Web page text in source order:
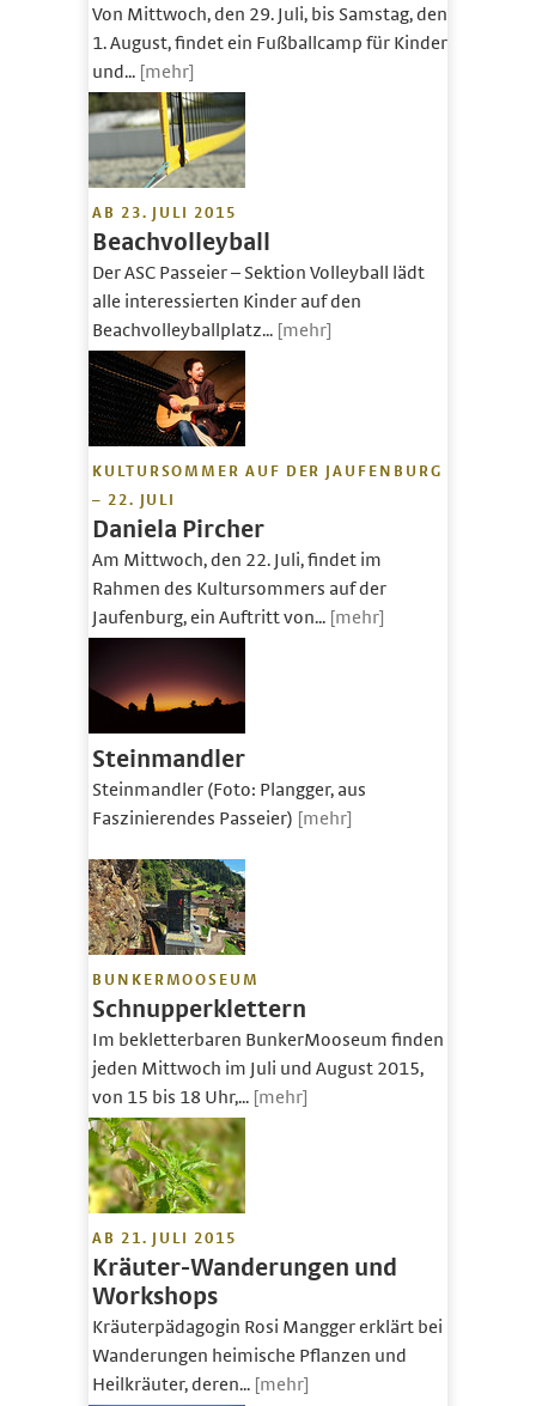
Von Mittwoch, den 29. Juli, bis Samstag, den
1. August, findet ein Fußballcamp für Kinder
und... [mehr]
AB 23. JULI 2015
Beachvolleyball
Der ASC Passeier – Sektion Volleyball lädt
alle interessierten Kinder auf den
Beachvolleyballplatz... [mehr]
KULTURSOMMER AUF DER JAUFENBURG
– 22. JULI
Daniela Pircher
Am Mittwoch, den 22. Juli, findet im
Rahmen des Kultursommers auf der
Jaufenburg, ein Auftritt von... [mehr]
Steinmandler
Steinmandler (Foto: Plangger, aus
Faszinierendes Passeier) [mehr]
BUNKERMOOSEUM
Schnupperklettern
Im bekletterbaren BunkerMooseum finden
jeden Mittwoch im Juli und August 2015,
von 15 bis 18 Uhr,... [mehr]
AB 21. JULI 2015
Kräuter-Wanderungen und
Workshops
Kräuterpädagogin Rosi Mangger erklärt bei
Wanderungen heimische Pflanzen und
Heilkräuter, deren... [mehr]